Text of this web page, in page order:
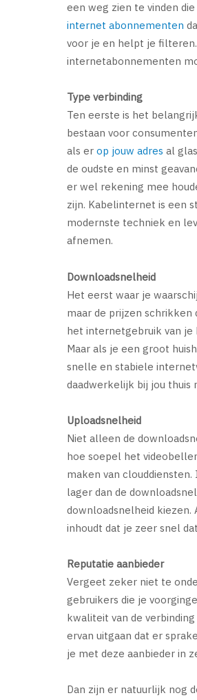
een weg zien te vinden
internet abonnementen
voor je en helpt je
internetabonnementen
Type verbinding
Ten eerste is het
bestaan voor
als er op jouw adres al
de oudste en minst
er wel rekening mee
zijn. Kabelinternet is een
modernste techniek en
afnemen.
Downloadsnelheid
Het eerst waar je
maar de prijzen schrikken
het internetgebruik van je
Maar als je een groot
snelle en stabiele
daadwerkelijk bij jou thuis
Uploadsnelheid
Niet alleen de
hoe soepel het
maken van
lager dan de
downloadsnelheid
inhoudt dat je zeer snel
Reputatie aanbieder
Vergeet zeker niet te
gebruikers die je
kwaliteit van de
ervan uitgaan dat er
je met deze aanbieder in
Dan zijn er natuurlijk nog